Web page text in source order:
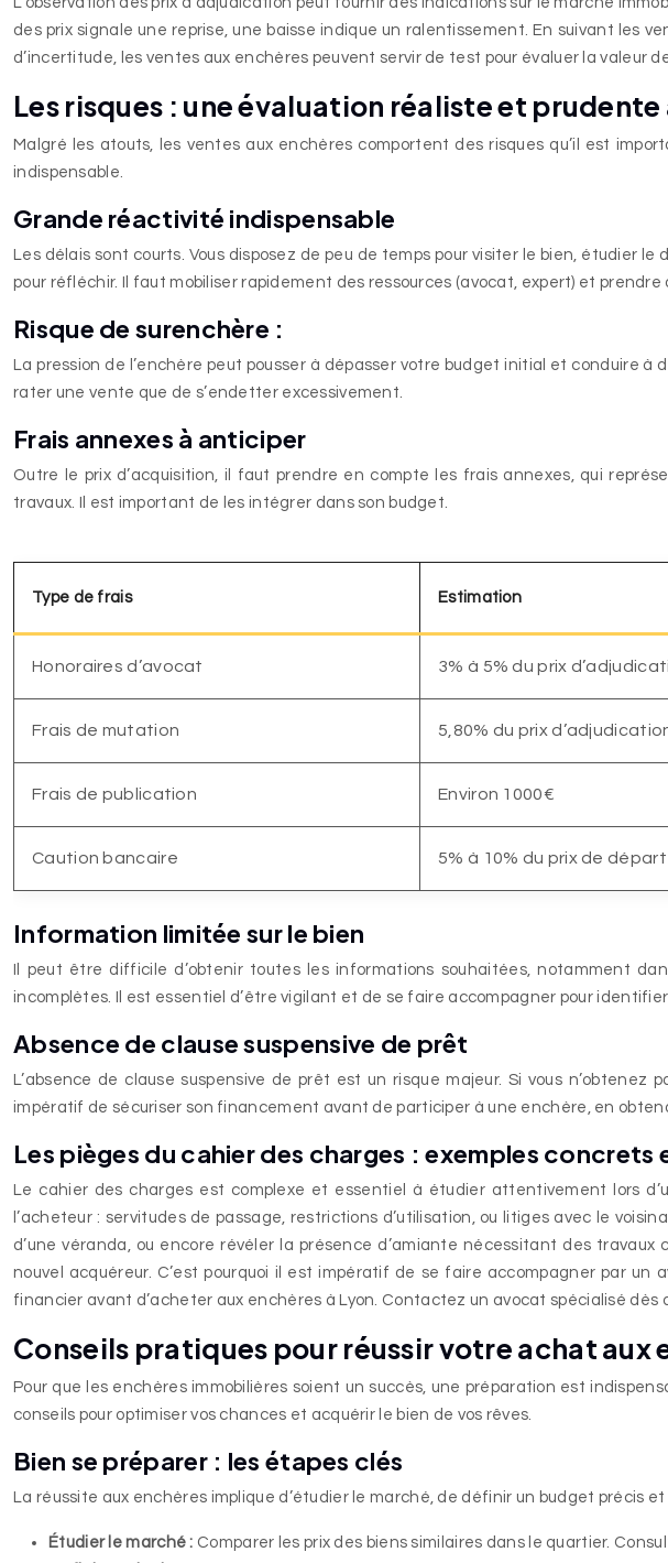
des prix signale une reprise, une baisse indique un ralentissement. En suivant les
d’incertitude, les ventes aux enchères peuvent servir de test pour évaluer la valeur
Les risques : une évaluation réaliste et
Malgré les atouts, les ventes aux enchères comportent des risques qu’il est
indispensable.
Grande réactivité indispensable
Les délais sont courts. Vous disposez de peu de temps pour visiter le bien,
pour réfléchir. Il faut mobiliser rapidement des ressources (avocat, expert) et
Risque de surenchère :
La pression de l’enchère peut pousser à dépasser votre budget initial et conduire
rater une vente que de s’endetter excessivement.
Frais annexes à anticiper
Outre le prix d’acquisition, il faut prendre en compte les frais annexes, qui
travaux. Il est important de les intégrer dans son budget.
Type de frais Estimation
Honoraires d’avocat 3% à 5% du prix
Frais de mutation 5,80% du prix
Frais de publication Environ 1000€
Caution bancaire 5% à 10% du prix de
Information limitée sur le bien
Il peut être difficile d’obtenir toutes les informations souhaitées, notamment
incomplètes. Il est essentiel d’être vigilant et de se faire accompagner pour
Absence de clause suspensive de prêt
L’absence de clause suspensive de prêt est un risque majeur. Si vous
impératif de sécuriser son financement avant de participer à une enchère, en
Les pièges du cahier des charges : exemples concrets
Le cahier des charges est complexe et essentiel à étudier attentivement lors
l’acheteur : servitudes de passage, restrictions d’utilisation, ou litiges avec le
d’une véranda, ou encore révéler la présence d’amiante nécessitant des
nouvel acquéreur. C’est pourquoi il est impératif de se faire accompagner par
financier avant d’acheter aux enchères à Lyon. Contactez un avocat spécialisé dès
Conseils pratiques pour réussir votre achat aux
Pour que les enchères immobilières soient un succès, une préparation est
conseils pour optimiser vos chances et acquérir le bien de vos rêves.
Bien se préparer : les étapes clés
La réussite aux enchères implique d’étudier le marché, de définir un budget précis
Étudier le marché : Comparer les prix des biens similaires dans le quartier.